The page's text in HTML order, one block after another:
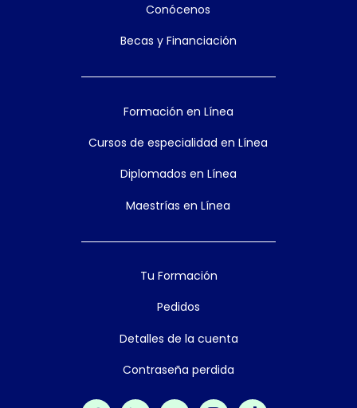
Conócenos
Becas y Financiación
Formación en Línea
Cursos de especialidad en Línea
Diplomados en Línea
Maestrías en Línea
Tu Formación
Pedidos
Detalles de la cuenta
Contraseña perdida